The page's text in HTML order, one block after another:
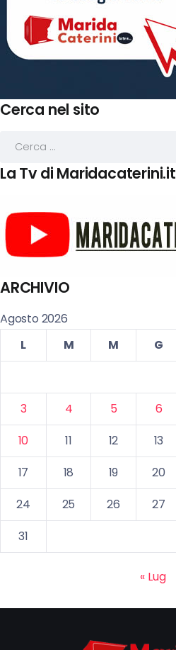
Cerca nel sito
La Tv di Maridacaterini.it
ARCHIVIO
Agosto 2026
L
M M G
3
4 5 6
10
11 12 13
17
18 19 20
24
25 26 27
31
« Lug